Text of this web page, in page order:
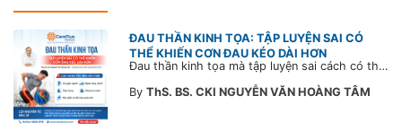
ĐAU THẦN KINH TỌA: TẬP LUYỆN SAI CÓ
THỂ KHIẾN CƠN ĐAU KÉO DÀI HƠN
Đau thần kinh tọa mà tập luyện sai cách có thể khiến cơn đau trở nặng và kéo dài thời gian hồi phục. Tham khảo chia sẻ của Bác sĩ CarePlus để nắm các động tác cần tránh và có góc nhìn đúng về phương pháp điều trị phù hợp trong bài viết sau.
By ThS. BS. CKI NGUYỄN VĂN HOÀNG TÂM